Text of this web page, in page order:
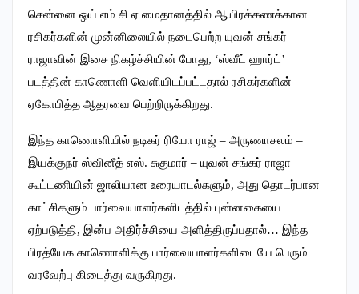
சென்னை ஒய் எம் சி ஏ மைதானத்தில் ஆயிரக்கணக்கான
ரசிகர்களின் முன்னிலையில் நடைபெற்ற யுவன் சங்கர்
ராஜாவின் இசை நிகழ்ச்சியின் போது, ‘ஸ்வீட் ஹார்ட்’
படத்தின் காணொளி வெளியிடப்பட்டதால் ரசிகர்களின்
ஏகோபித்த ஆதரவை பெற்றிருக்கிறது.
இந்த காணொளியில் நடிகர் ரியோ ராஜ் – அருணாசலம் –
இயக்குநர் ஸ்வினீத் எஸ். சுகுமார் – யுவன் சங்கர் ராஜா
கூட்டணியின் ஜாலியான உரையாடல்களும், அது தொடர்பான
காட்சிகளும் பார்வையாளர்களிடத்தில் புன்னகையை
ஏற்படுத்தி, இன்ப அதிர்ச்சியை அளித்திருப்பதால்… இந்த
பிரத்யேக காணொளிக்கு பார்வையாளர்களிடையே பெரும்
வரவேற்பு கிடைத்து வருகிறது.